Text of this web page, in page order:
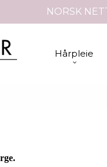
NORSK
Hårpleie